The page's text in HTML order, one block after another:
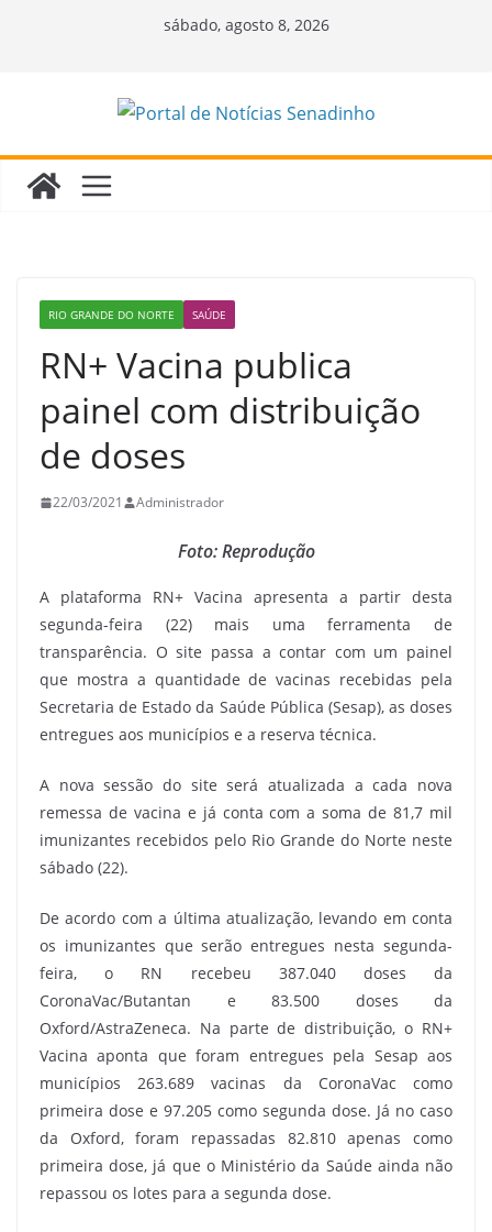
sábado, agosto 8, 2026
RIO GRANDE DO NORTE SAÚDE
RN+ Vacina publica
painel com distribuição
de doses
22/03/2021 Administrador
Foto: Reprodução
A plataforma RN+ Vacina apresenta a partir desta
segunda-feira (22) mais uma ferramenta de
transparência. O site passa a contar com um painel
que mostra a quantidade de vacinas recebidas pela
Secretaria de Estado da Saúde Pública (Sesap), as doses
entregues aos municípios e a reserva técnica.
A nova sessão do site será atualizada a cada nova
remessa de vacina e já conta com a soma de 81,7 mil
imunizantes recebidos pelo Rio Grande do Norte neste
sábado (22).
De acordo com a última atualização, levando em conta
os imunizantes que serão entregues nesta segunda-
feira, o RN recebeu 387.040 doses da
CoronaVac/Butantan e 83.500 doses da
Oxford/AstraZeneca. Na parte de distribuição, o RN+
Vacina aponta que foram entregues pela Sesap aos
municípios 263.689 vacinas da CoronaVac como
primeira dose e 97.205 como segunda dose. Já no caso
da Oxford, foram repassadas 82.810 apenas como
primeira dose, já que o Ministério da Saúde ainda não
repassou os lotes para a segunda dose.